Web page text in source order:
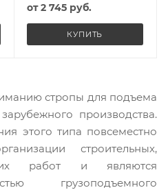
от2 745 руб.
КУПИТЬ
стропы для подъема
производства.
этого типа повсеместно
строительных,
работ и являются
грузоподъемного